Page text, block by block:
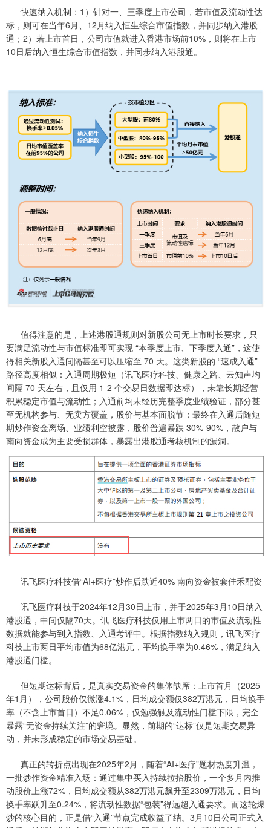
快速纳入机制：1）针对一、三季度上市公司，若市值及流动性达
标，则可在当年6月、12月纳入恒生综合市值指数，并同步纳入港股
通；2）若上市首日，公司市值就进入香港市场前10%，则将在上市
10日后纳入恒生综合市值指数，并同步纳入港股通。
值得注意的是，上述港股通规则对新股公司无上市时长要求，只
要满足流动性与市值标准即可实现 “本季度上市、下季度入通”，这使
得相关新股入通间隔甚至可以压缩至 70 天。这类新股的 “速成入通”
路径高度相似：入通周期极短（讯飞医疗科技、健康之路、云知声均
间隔 70 天左右，且仅用 1-2 个交易日数据即达标），未靠长期经营
积累稳定市值与流动性；入通前均未经历完整季度业绩验证，部分甚
至无机构参与、无卖方覆盖，股价与基本面脱节；最终在入通后随短
期炒作资金离场、业绩利空披露，股价普遍暴跌 30%-90%，散户与
南向资金成为主要受损群体，暴露出港股通考核机制的漏洞。
讯飞医疗科技借“AI+医疗”炒作后跌近40% 南向资金被套佳禾配资
讯飞医疗科技于2024年12月30日上市，并于2025年3月10日纳入
港股通，中间仅隔70天。讯飞医疗科技仅用上市两日的市值及流动性
数据就能参与到入指数、入通考评中。根据指数纳入规则，讯飞医疗
科技上市两日平均市值为68亿港元，平均换手率为0.46%，满足纳入
港股通门槛。
但短期达标背后，是真实交易资金的集体缺席：上市首月（2025
年1月），公司股价仅微涨4.1%，日均成交额仅382万港元，日均换手
率（不含上市首日）不足0.06%，仅勉强触及流动性门槛下限，完全
暴露“无资金持续关注”的窘境。显然，前期的“达标”仅是短期交易异
动，并未形成稳定的市场交易基础。
真正的转折点出现在2025年2月，随着“AI+医疗”题材热度升温，
一批炒作资金精准入场：通过集中买入持续拉抬股价，一个多月内推
动股价上涨72%，日均成交额从382万港元飙升至2309万港元，日均
换手率跃升至0.24%，将流动性数据“包装”得远超入通要求。而这轮爆
炒的核心目的，正是借“入通”节点完成收益了结。3月10日公司正式入